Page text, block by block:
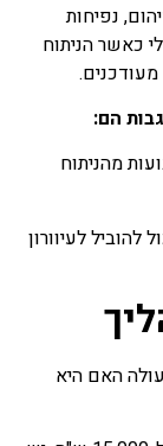
נפיחות
כאשר הניתוח
הם:
מהניתוח
להוביל לעיוורון
האם היא